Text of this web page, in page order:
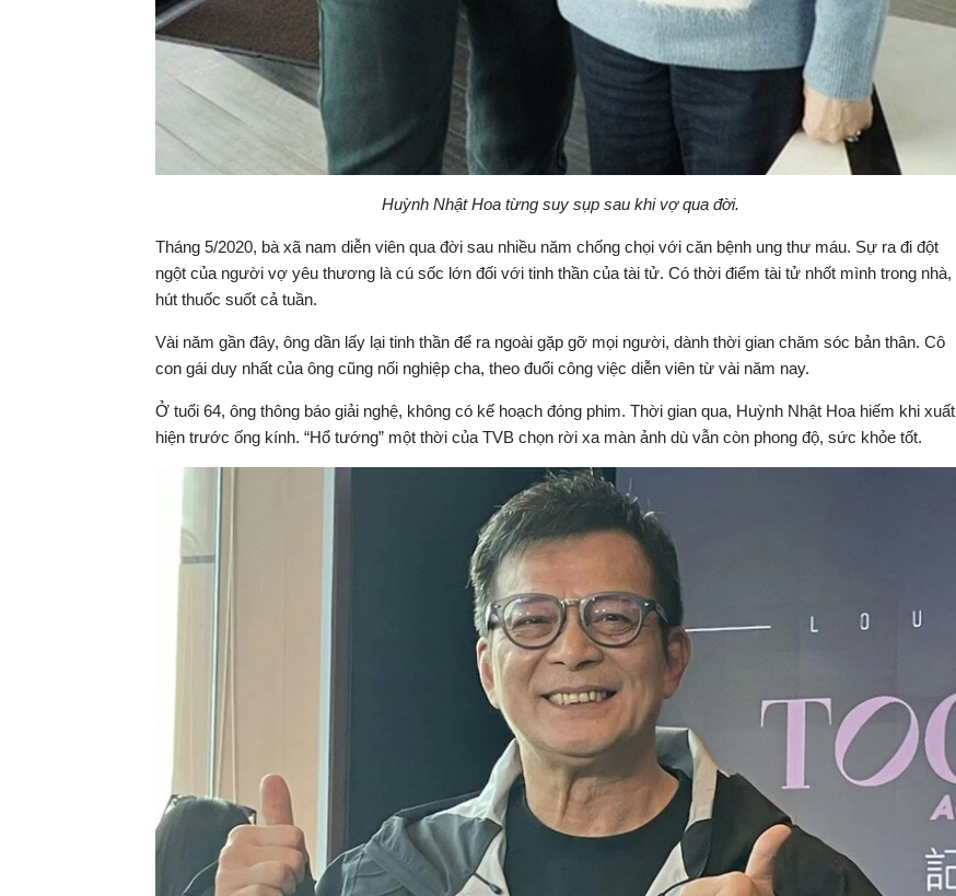
Huỳnh Nhật Hoa từng suy sụp sau khi vợ qua đời.
Tháng 5/2020, bà xã nam diễn viên qua đời sau nhiều năm chống chọi với căn bệnh ung thư máu. Sự ra đi đột
ngột của người vợ yêu thương là cú sốc lớn đối với tinh thần của tài tử. Có thời điểm tài tử nhốt mình trong nhà,
hút thuốc suốt cả tuần.
Vài năm gần đây, ông dần lấy lại tinh thần để ra ngoài gặp gỡ mọi người, dành thời gian chăm sóc bản thân. Cô
con gái duy nhất của ông cũng nối nghiệp cha, theo đuổi công việc diễn viên từ vài năm nay.
Ở tuổi 64, ông thông báo giải nghệ, không có kế hoạch đóng phim. Thời gian qua, Huỳnh Nhật Hoa hiếm khi xuất
hiện trước ống kính. “Hổ tướng” một thời của TVB chọn rời xa màn ảnh dù vẫn còn phong độ, sức khỏe tốt.